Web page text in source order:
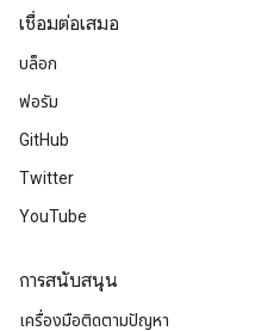
เชื่อมต่อเสมอ
บล็อก
ฟอรัม
GitHub
Twitter
YouTube
การสนับสนุน
เครื่องมือติดตามปัญหา